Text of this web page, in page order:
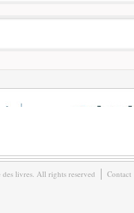
livres. All rights reserved Contact